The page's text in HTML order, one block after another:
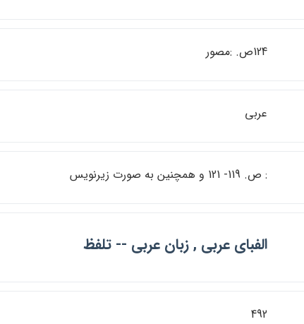
124ص. :مصور
عربي
: ص. 119- 121 و همچنين به صورت زيرنويس
الفباي عربي , زبان عربي -- تلفظ
492